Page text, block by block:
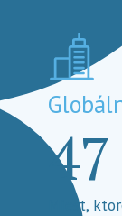
47
Miest,